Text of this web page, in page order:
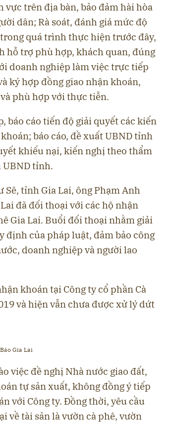
trên địa bàn, bảo đảm hài hòa
dân; Rà soát, đánh giá mức độ
quá trình thực hiện trước đây,
hỗ trợ phù hợp, khách quan, đúng
doanh nghiệp làm việc trực tiếp
ký hợp đồng giao nhận khoán,
phù hợp với thực tiễn.
báo cáo tiến độ giải quyết các kiến
báo cáo, đề xuất UBND tỉnh
khiếu nại, kiến nghị theo thẩm
UBND tỉnh.
Sê, tỉnh Gia Lai, ông Phạm Anh
đã đối thoại với các hộ nhận
Gia Lai. Buổi đối thoại nhằm giải
định của pháp luật, đảm bảo công
doanh nghiệp và người lao
khoán tại Công ty cổ phần Cà
và hiện vẫn chưa được xử lý dứt
Gia Lai
việc đề nghị Nhà nước giao đất,
tự sản xuất, không đồng ý tiếp
với Công ty. Đồng thời, yêu cầu
về tài sản là vườn cà phê, vườn